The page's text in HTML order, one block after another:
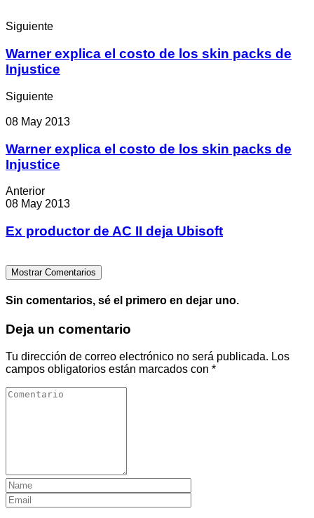
Siguiente
Warner explica el costo de los skin packs de
Injustice
Siguiente
08 May 2013
Warner explica el costo de los skin packs de
Injustice
Anterior
08 May 2013
Ex productor de AC II deja Ubisoft
Mostrar Comentarios
Sin comentarios, sé el primero en dejar uno.
Deja un comentario
Tu dirección de correo electrónico no será publicada. Los
campos obligatorios están marcados con *